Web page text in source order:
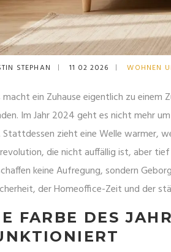
STEPHAN 11 02 2026 WOHNEN
macht ein Zuhause eigentlich zu einem
Im Jahr 2024 geht es nicht mehr
zieht eine Welle warmer,
die nicht auffällig ist, aber
keine Aufregung, sondern
der Homeoffice-Zeit und der
FARBE DES